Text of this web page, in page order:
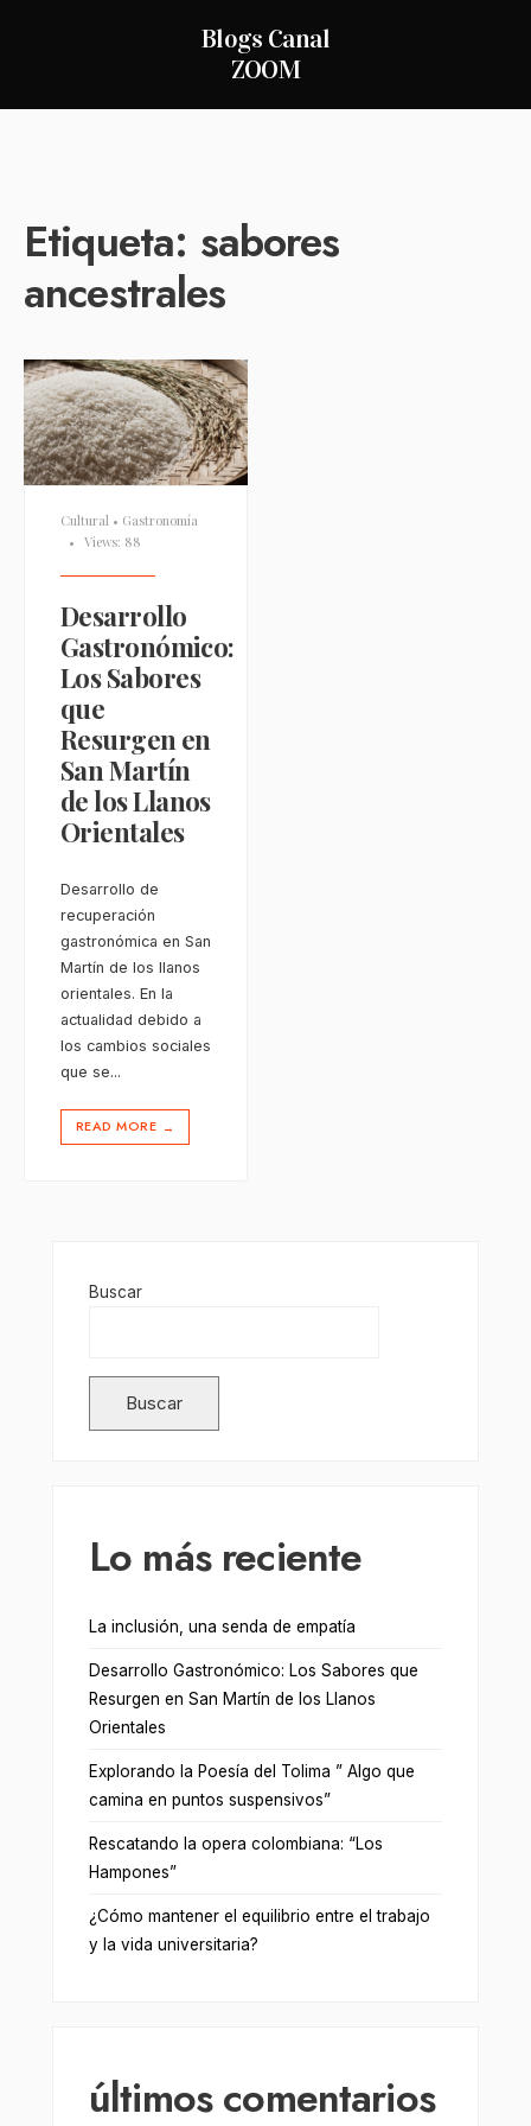
Blogs Canal
ZOOM
Etiqueta: sabores
ancestrales
Cultural • Gastronomía
• Views: 88
Desarrollo
Gastronómico:
Los Sabores
que
Resurgen en
San Martín
de los Llanos
Orientales
Desarrollo de
recuperación
gastronómica en San
Martín de los llanos
orientales. En la
actualidad debido a
los cambios sociales
que se...
READ MORE →
Buscar
Buscar
Lo más reciente
La inclusión, una senda de empatía
Desarrollo Gastronómico: Los Sabores que
Resurgen en San Martín de los Llanos
Orientales
Explorando la Poesía del Tolima ” Algo que
camina en puntos suspensivos”
Rescatando la opera colombiana: “Los
Hampones”
¿Cómo mantener el equilibrio entre el trabajo
y la vida universitaria?
últimos comentarios